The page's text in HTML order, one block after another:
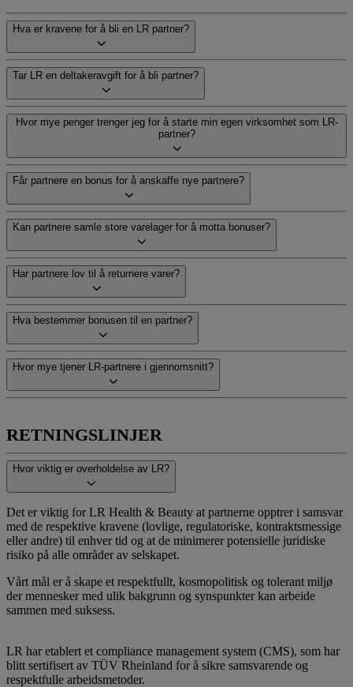
Hva er kravene for å bli en LR partner?
Tar LR en deltakeravgift for å bli partner?
Hvor mye penger trenger jeg for å starte min egen virksomhet som LR-
partner?
Får partnere en bonus for å anskaffe nye partnere?
Kan partnere samle store varelager for å motta bonuser?
Har partnere lov til å returnere varer?
Hva bestemmer bonusen til en partner?
Hvor mye tjener LR-partnere i gjennomsnitt?
RETNINGSLINJER
Hvor viktig er overholdelse av LR?
Det er viktig for LR Health & Beauty at partnerne opptrer i samsvar
med de respektive kravene (lovlige, regulatoriske, kontraktsmessige
eller andre) til enhver tid og at de minimerer potensielle juridiske
risiko på alle områder av selskapet.
Vårt mål er å skape et respektfullt, kosmopolitisk og tolerant miljø
der mennesker med ulik bakgrunn og synspunkter kan arbeide
sammen med suksess.
LR har etablert et compliance management system (CMS), som har
blitt sertifisert av TÜV Rheinland for å sikre samsvarende og
respektfulle arbeidsmetoder.